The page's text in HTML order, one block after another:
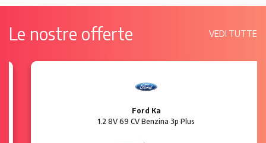
Le nostre offerte VEDI TUTTE
Ford Ka
1.2 8V 69 CV Benzina 3p Plus